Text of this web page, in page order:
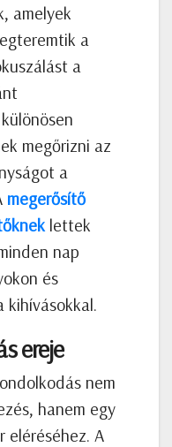
amelyek
a
a
megőrizni az
a
megerősítő
lettek
nap
és
kihívásokkal.
ereje
nem
hanem egy
eléréséhez. A